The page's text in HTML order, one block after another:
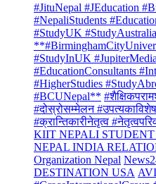
#JituNepal #JEducation
#NepaliStudents
#StudyUK
#StudyInUK
#EducationConsultants
#HigherStudies
#BCUNepal**
#दोस्रोसम्मेलन
#क्रान्तिकारीनेतृत्व
KIIT NEPALI
NEPAL INDIA
Organization Nepal
DESTINATION USA